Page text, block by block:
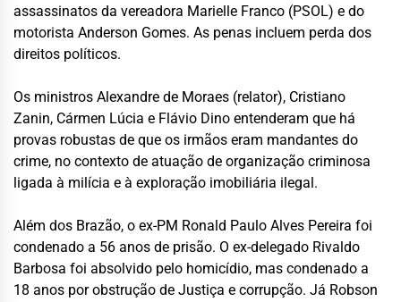
assassinatos da vereadora Marielle Franco (PSOL) e do
motorista Anderson Gomes. As penas incluem perda dos
direitos políticos.
Os ministros Alexandre de Moraes (relator), Cristiano
Zanin, Cármen Lúcia e Flávio Dino entenderam que há
provas robustas de que os irmãos eram mandantes do
crime, no contexto de atuação de organização criminosa
ligada à milícia e à exploração imobiliária ilegal.
Além dos Brazão, o ex-PM Ronald Paulo Alves Pereira foi
condenado a 56 anos de prisão. O ex-delegado Rivaldo
Barbosa foi absolvido pelo homicídio, mas condenado a
18 anos por obstrução de Justiça e corrupção. Já Robson